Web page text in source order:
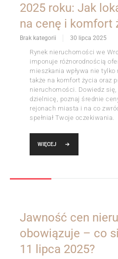
2025 roku: Jak
na cenę i komfort
Brak kategorii 30 lipca 2025
Rynek nieruchomości we
imponuje różnorodnością
mieszkania wpływa nie tylko
także na komfort życia oraz
nieruchomości. Dowiedz
dzielnicę, poznaj średnie
rejonach miasta i na co
spełniał Twoje oczekiwania.
WIĘCEJ
Jawność cen
obowiązuje – co
11 lipca 2025?